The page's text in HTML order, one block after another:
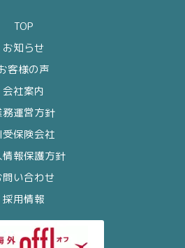
TOP
お知らせ
客様の声
会社案内
務運営方針
受保険会社
報保護方針
問い合わせ
採用情報